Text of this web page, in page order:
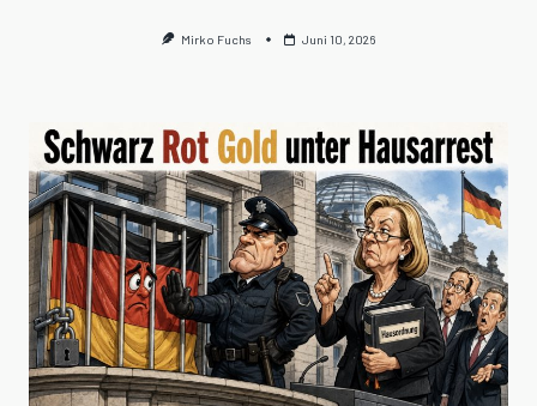
Mirko Fuchs Juni 10, 2026